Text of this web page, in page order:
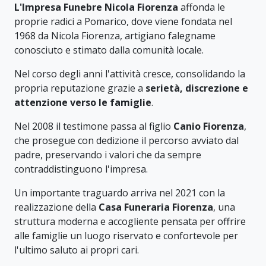
L'Impresa Funebre Nicola Fiorenza affonda le
proprie radici a Pomarico, dove viene fondata nel
1968 da Nicola Fiorenza, artigiano falegname
conosciuto e stimato dalla comunità locale.
Nel corso degli anni l'attività cresce, consolidando la
propria reputazione grazie a serietà, discrezione e
attenzione verso le famiglie.
Nel 2008 il testimone passa al figlio Canio Fiorenza,
che prosegue con dedizione il percorso avviato dal
padre, preservando i valori che da sempre
contraddistinguono l'impresa.
Un importante traguardo arriva nel 2021 con la
realizzazione della Casa Funeraria Fiorenza, una
struttura moderna e accogliente pensata per offrire
alle famiglie un luogo riservato e confortevole per
l'ultimo saluto ai propri cari.